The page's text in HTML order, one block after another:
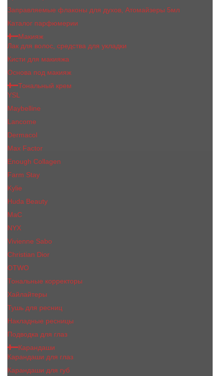
Заправляемые флаконы для духов, Атомайзеры 5мл
Каталог парфюмерии
Макияж
Лак для волос, средства для укладки
Кисти для макияжа
Основа под макияж
Тональный крем
YSL
Maybelline
Lancome
Dermacol
Max Factor
Enough Collagen
Farm Stay
Kylie
Huda Beauty
МаС
NYX
Vivienne Sabo
Сhristiаn Diоr
OTWO
Тональные корректоры
Хайлайтеры
Тушь для ресниц
Накладные ресницы
Подводка для глаз
Карандаши
Карандаши для глаз
Карандаши для губ